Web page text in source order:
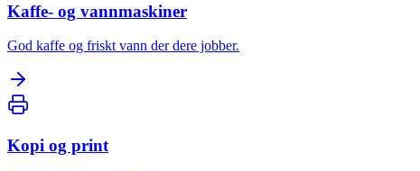
Kaffe- og vannmaskiner
God kaffe og friskt vann der dere jobber.
Kopi og print